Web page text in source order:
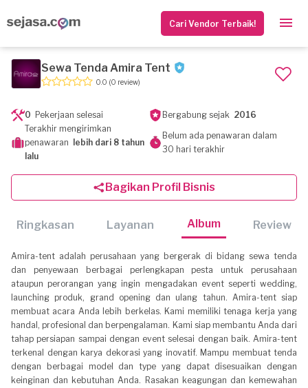
Cari Vendor Terbaik!
Sewa Tenda Amira Tent
0.0 (0 review)
0 Pekerjaan selesai Bergabung sejak 2016
Terakhir mengirimkan
penawaran
lebih dari 8 tahun
lalu
Belum ada penawaran dalam
30 hari terakhir
Bagikan Profil Bisnis
Ringkasan Layanan Album Review
Amira-tent adalah perusahaan yang bergerak di bidang sewa tenda
dan penyewaan berbagai perlengkapan pesta untuk perusahaan
ataupun perorangan yang ingin mengadakan event seperti wedding,
launching produk, grand opening dan ulang tahun. Amira-tent siap
membuat acara Anda lebih berkelas. Kami memiliki tenaga kerja yang
handal, profesional dan berpengalaman. Kami siap membantu Anda dari
tahap persiapan sampai dengan event selesai dengan baik. Amira-tent
terkenal dengan karya dekorasi yang inovatif. Mampu membuat tenda
dengan berbagai model dan type yang dapat disesuaikan dengan
keinginan dan kebutuhan Anda. Rasakan keagungan dan kemewahan